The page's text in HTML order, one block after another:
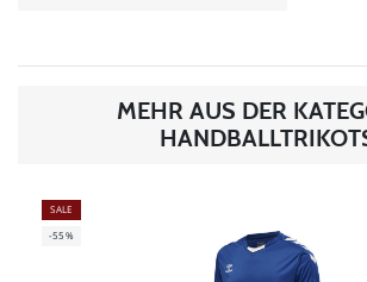
MEHR AUS DER
SALE
-55%